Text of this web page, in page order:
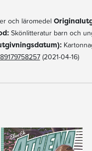
och läromedel
Skönlitteratur barn och
(2021-04-16)